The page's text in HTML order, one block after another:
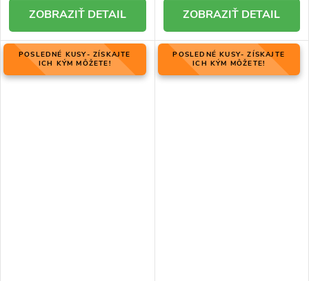
DETAIL DETAIL
POSLEDNÉ KUSY- ZÍSKAJTE
ICH KÝM MÔŽETE!
POSLEDNÉ KUSY- ZÍSKAJTE
ICH KÝM MÔŽETE!